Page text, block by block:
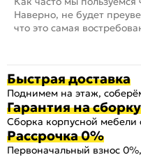
Наверно, не будет
что это самая
Быстрая доставка
Поднимем на этаж,
Гарантия на сборку
Сборка корпусной мебели
Рассрочка 0%
Первоначальный взнос